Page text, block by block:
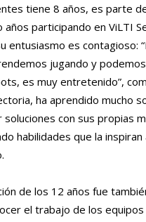
tiene 8 años, es parte
años participando en ViLTI
entusiasmo es contagioso:
jugando y
es muy entretenido”,
ha aprendido mucho
soluciones con sus propias
habilidades que la inspiran
de los 12 años fue
el trabajo de los